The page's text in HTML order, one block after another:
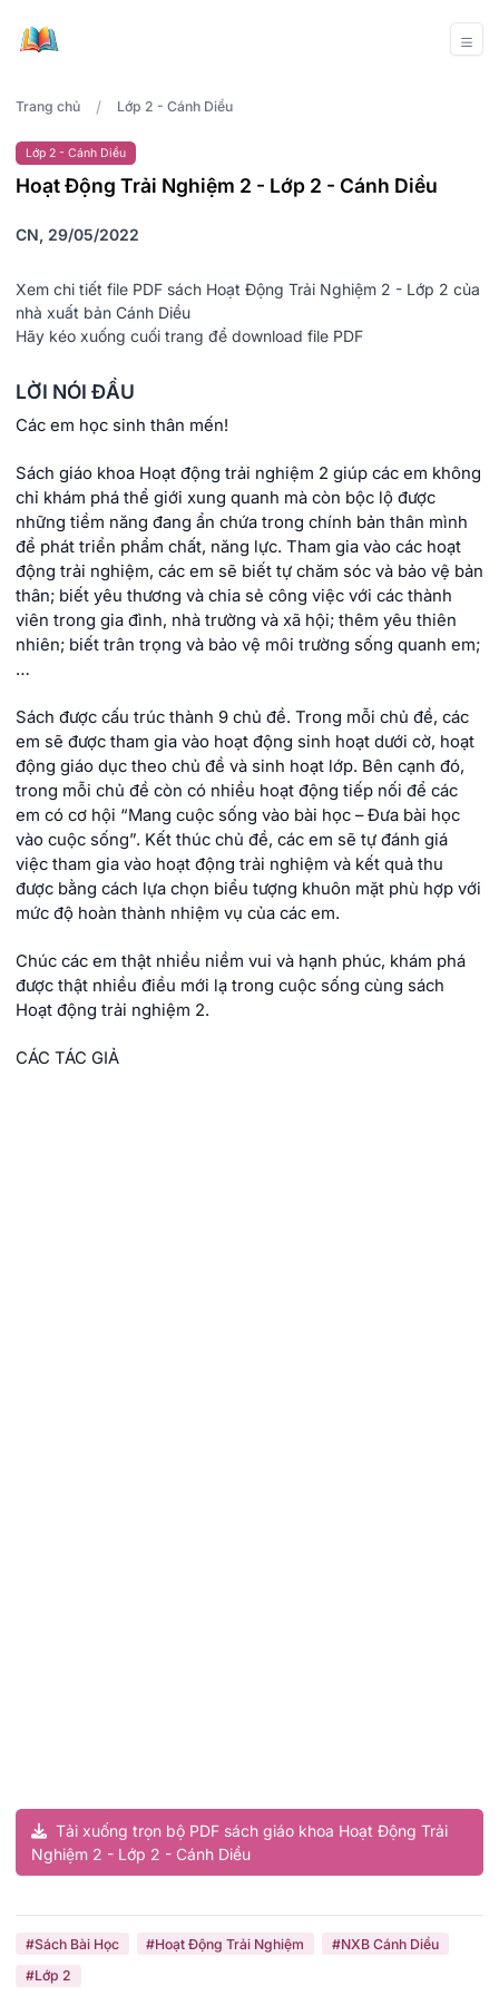
Trang chủ / Lớp 2 - Cánh Diều
Lớp 2 - Cánh Diều
Hoạt Động Trải Nghiệm 2 - Lớp 2 - Cánh Diều
CN, 29/05/2022
Xem chi tiết file PDF sách Hoạt Động Trải Nghiệm 2 - Lớp 2 của
nhà xuất bản Cánh Diều
Hãy kéo xuống cuối trang để download file PDF
LỜI NÓI ĐẦU
Các em học sinh thân mến!
Sách giáo khoa Hoạt động trải nghiệm 2 giúp các em không
chỉ khám phá thể giới xung quanh mà còn bộc lộ được
những tiềm năng đang ẩn chứa trong chính bản thân mình
để phát triển phẩm chất, năng lực. Tham gia vào các hoạt
động trải nghiệm, các em sẽ biết tự chăm sóc và bảo vệ bản
thân; biết yêu thương và chia sẻ công việc với các thành
viên trong gia đình, nhà trường và xã hội; thêm yêu thiên
nhiên; biết trân trọng và bảo vệ môi trường sống quanh em;
…
Sách được cấu trúc thành 9 chủ đề. Trong mỗi chủ đề, các
em sẽ được tham gia vào hoạt động sinh hoạt dưới cờ, hoạt
động giáo dục theo chủ đề và sinh hoạt lớp. Bên cạnh đó,
trong mỗi chủ đề còn có nhiều hoạt động tiếp nối để các
em có cơ hội “Mang cuộc sống vào bài học – Đưa bài học
vào cuộc sống”. Kết thúc chủ đề, các em sẽ tự đánh giá
việc tham gia vào hoạt động trải nghiệm và kết quả thu
được bằng cách lựa chọn biểu tượng khuôn mặt phù hợp với
mức độ hoàn thành nhiệm vụ của các em.
Chúc các em thật nhiều niềm vui và hạnh phúc, khám phá
được thật nhiều điều mới lạ trong cuộc sống cùng sách
Hoạt động trải nghiệm 2.
CÁC TÁC GIẢ
Tải xuống trọn bộ PDF sách giáo khoa Hoạt Động Trải
Nghiệm 2 - Lớp 2 - Cánh Diều
#Sách Bài Học #Hoạt Động Trải Nghiệm
#NXB Cánh Diều
#Lớp 2